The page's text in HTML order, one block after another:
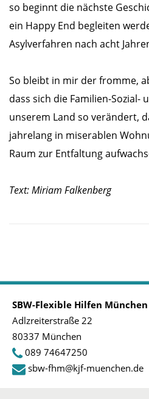
so beginnt die nächste
ein Happy End begleiten
Asylverfahren nach acht
So bleibt in mir der fromme,
dass sich die Familien-Sozial-
unserem Land so verändert,
jahrelang in miserablen
Raum zur Entfaltung
Text: Miriam Falkenberg
SBW-Flexible Hilfen München
Adlzreiterstraße 22
80337 München
089 74647250
sbw-fhm@kjf-muenchen.de